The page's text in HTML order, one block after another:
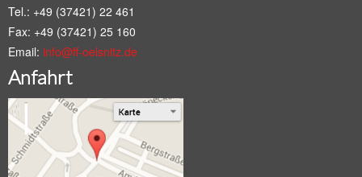
Tel.: +49 (37421) 22 461
Fax: +49 (37421) 25 160
Email: info@ff-oelsnitz.de
Anfahrt